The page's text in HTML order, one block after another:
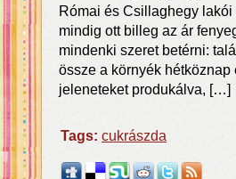
Római és Csillaghegy
mindig ott billeg az ár
mindenki szeret betérni:
össze a környék
jeleneteket produkálva, […]
Tags: cukrászda